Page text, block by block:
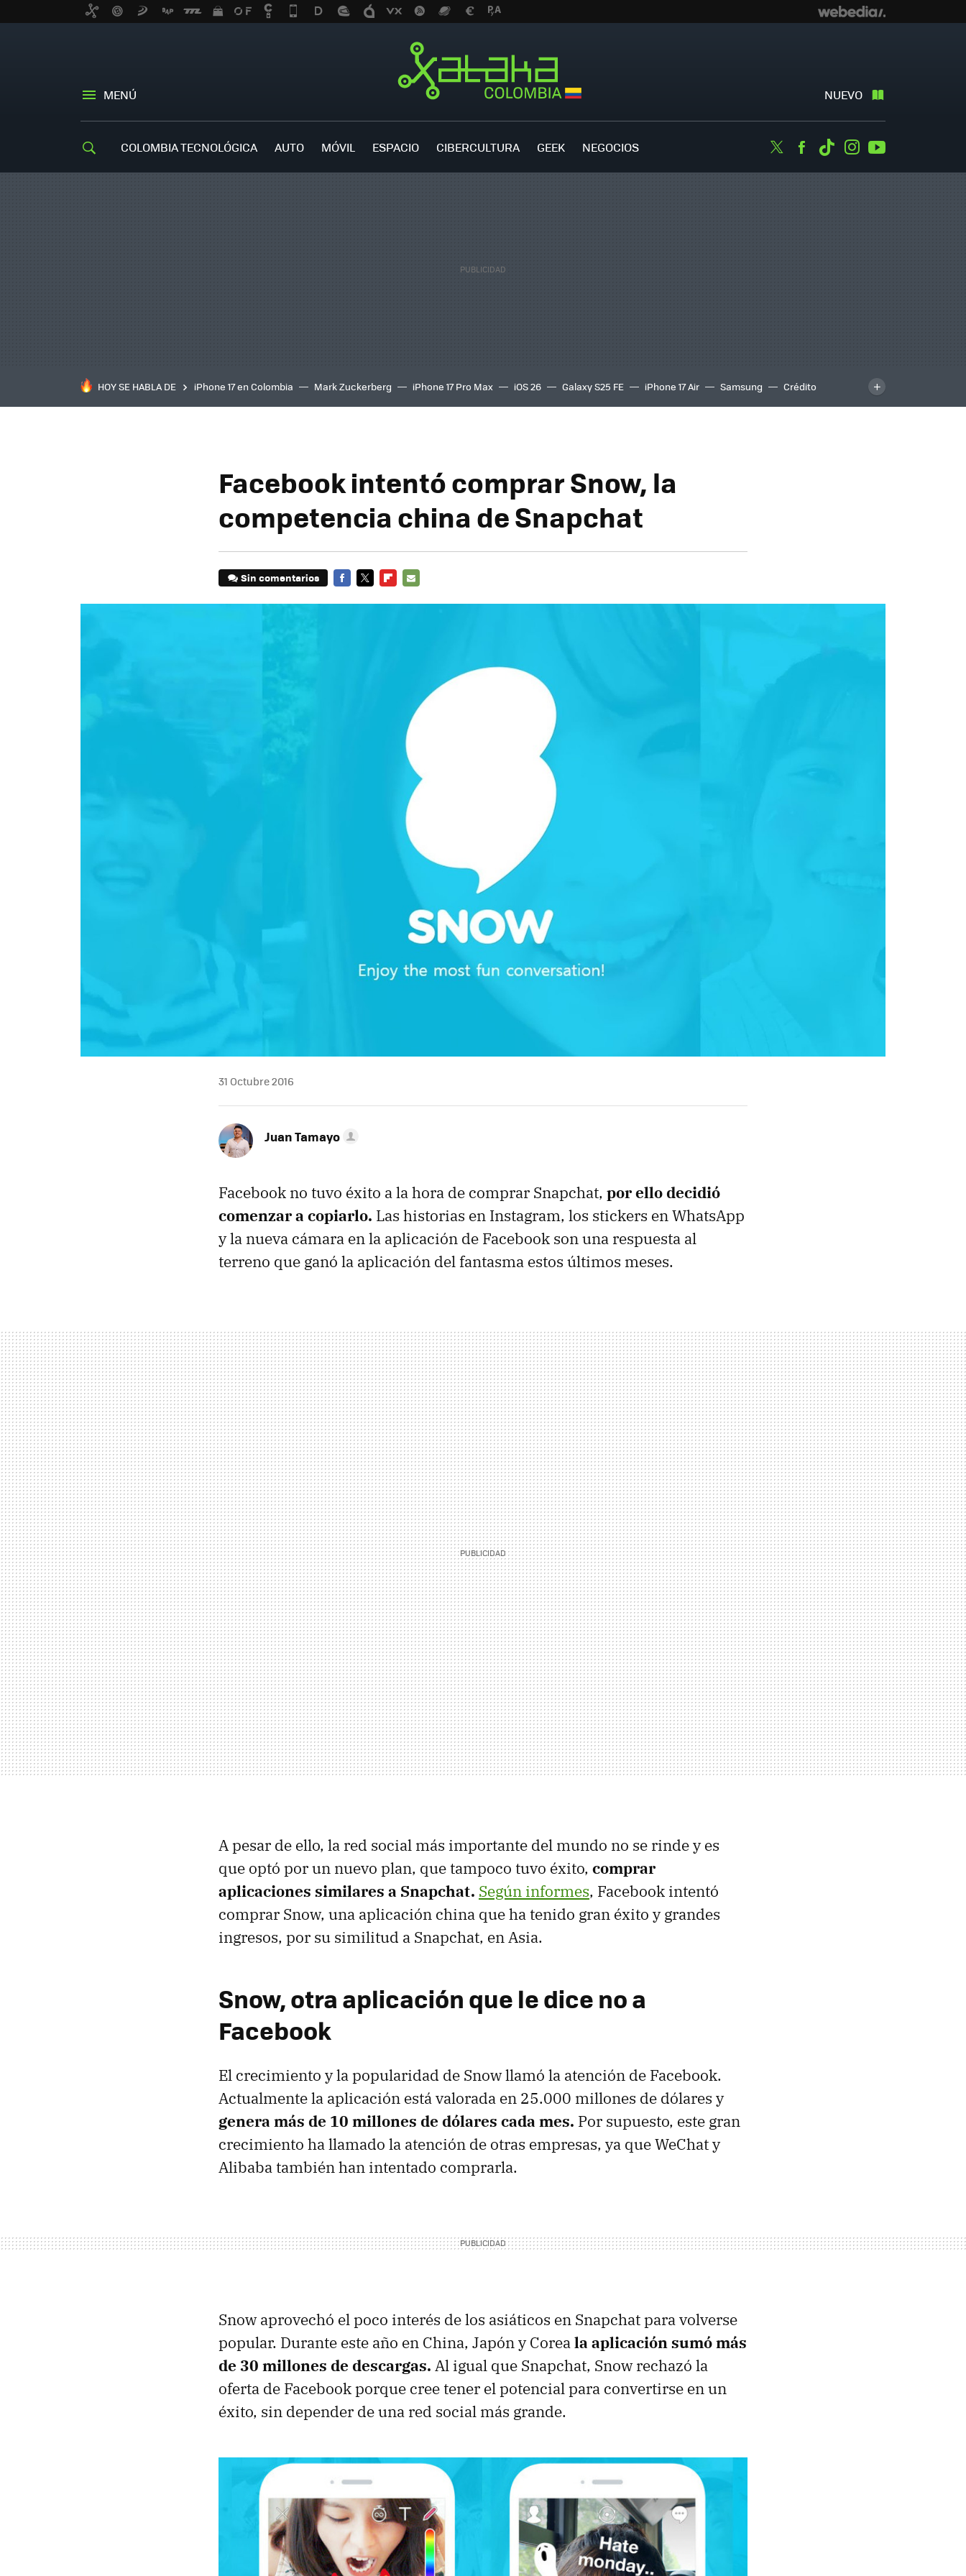
MENÚ NUEVO
COLOMBIA TECNOLÓGICA AUTO MÓVIL ESPACIO CIBERCULTURA GEEK NEGOCIOS TwitterFacebook
TiktokInstagram
HOY SE HABLA DE iPhone 17 en Colombia Mark Zuckerberg iPhone 17 Pro Max iOS 26 Galaxy S25 FE iPhone 17 Air Samsung
Crédito
inteligente
IA TCL C8K
Facebook intentó comprar Snow, la
competencia china de Snapchat
Sin comentarios
31 Octubre 2016
Juan Tamayo
Facebook no tuvo éxito a la hora de comprar Snapchat, por ello decidió
comenzar a copiarlo. Las historias en Instagram, los stickers en WhatsApp
y la nueva cámara en la aplicación de Facebook son una respuesta al
terreno que ganó la aplicación del fantasma estos últimos meses.
A pesar de ello, la red social más importante del mundo no se rinde y es
que optó por un nuevo plan, que tampoco tuvo éxito, comprar
aplicaciones similares a Snapchat. Según informes, Facebook intentó
comprar Snow, una aplicación china que ha tenido gran éxito y grandes
ingresos, por su similitud a Snapchat, en Asia.
Snow, otra aplicación que le dice no a
Facebook
El crecimiento y la popularidad de Snow llamó la atención de Facebook.
Actualmente la aplicación está valorada en 25.000 millones de dólares y
genera más de 10 millones de dólares cada mes. Por supuesto, este gran
crecimiento ha llamado la atención de otras empresas, ya que WeChat y
Alibaba también han intentado comprarla.
Snow aprovechó el poco interés de los asiáticos en Snapchat para volverse
popular. Durante este año en China, Japón y Coreala aplicación sumó más
de 30 millones de descargas. Al igual que Snapchat, Snow rechazó la
oferta de Facebook porque cree tener el potencial para convertirse en un
éxito, sin depender de una red social más grande.